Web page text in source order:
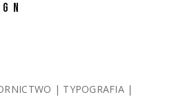
| TYPOGRAFIA |